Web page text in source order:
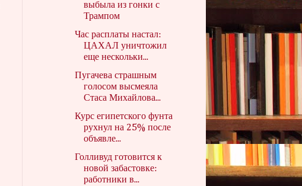
выбыла из гонки с
Трампом
Час расплаты настал:
ЦАХАЛ уничтожил
еще нескольки...
Пугачева страшным
голосом высмеяла
Стаса Михайлова...
Курс египетского фунта
рухнул на 25% после
объявле...
Голливуд готовится к
новой забастовке:
работники в...